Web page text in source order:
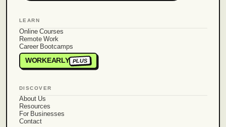
LEARN
Online Courses
Remote Work
Career Bootcamps
WORKEARLY PLUS
DISCOVER
About Us
Resources
For Businesses
Contact